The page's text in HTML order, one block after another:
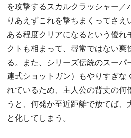
を攻撃するスカルクラッシャー／
りあえずこれを撃ちまくってさ
ある程度クリアになるという優れ
クトも相まって、尋常ではない爽
る。また、シリーズ伝統のスーパ
連式ショットガン）もやりすぎな
れているため、主人公の背丈の何
うと、何発か至近距離で放てば
と化してしまう。